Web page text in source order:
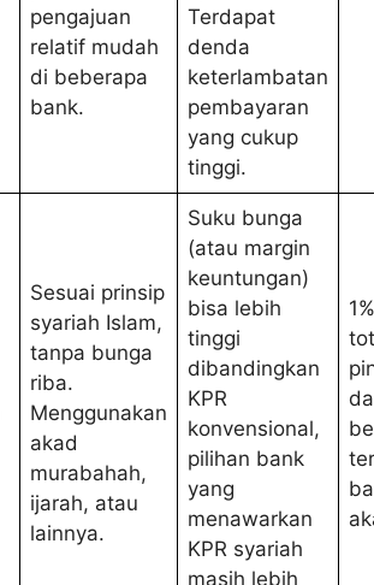
pengajuan
relatif mudah
di beberapa
bank.
Terdapat
denda
keterlambatan
pembayaran
yang cukup
tinggi.
Sesuai prinsip
syariah Islam,
tanpa bunga
riba.
Menggunakan
akad
murabahah,
ijarah, atau
lainnya.
Suku bunga
(atau margin
keuntungan)
bisa lebih
tinggi
dibandingkan
KPR
konvensional,
pilihan bank
yang
menawarkan
KPR syariah
masih lebih